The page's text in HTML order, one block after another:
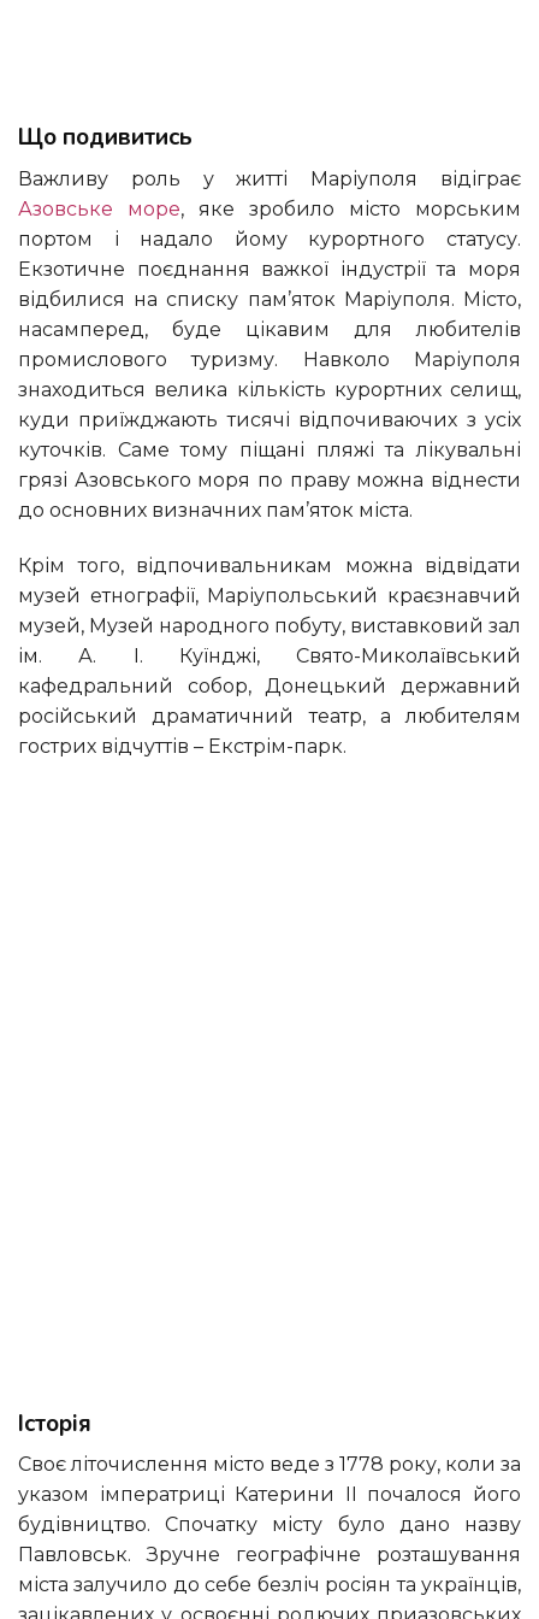
Що подивитись
Важливу роль у житті Маріуполя відіграє
Азовське море, яке зробило місто морським
портом і надало йому курортного статусу.
Екзотичне поєднання важкої індустрії та моря
відбилися на списку пам’яток Маріуполя. Місто,
насамперед, буде цікавим для любителів
промислового туризму. Навколо Маріуполя
знаходиться велика кількість курортних селищ,
куди приїжджають тисячі відпочиваючих з усіх
куточків. Саме тому піщані пляжі та лікувальні
грязі Азовського моря по праву можна віднести
до основних визначних пам’яток міста.
Крім того, відпочивальникам можна відвідати
музей етнографії, Маріупольський краєзнавчий
музей, Музей народного побуту, виставковий зал
ім. А. І. Куїнджі, Свято-Миколаївський
кафедральний собор, Донецький державний
російський драматичний театр, а любителям
гострих відчуттів – Екстрім-парк.
Історія
Своє літочислення місто веде з 1778 року, коли за
указом імператриці Катерини II почалося його
будівництво. Спочатку місту було дано назву
Павловськ. Зручне географічне розташування
міста залучило до себе безліч росіян та українців,